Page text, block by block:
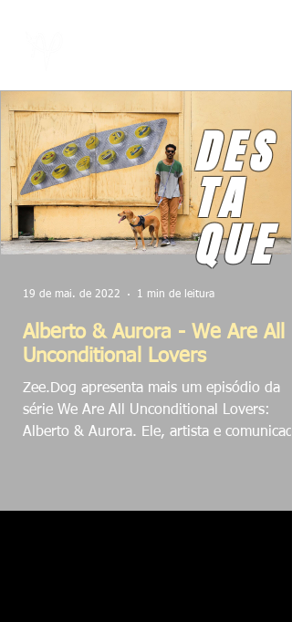
Alberto & Aurora - We Are All
Unconditional Lovers
Zee.Dog apresenta mais um episódio da
série We Are All Unconditional Lovers:
Alberto & Aurora. Ele, artista e comunicador,
19 de mai. de 2022 1 min de leitura
DES
TA
QUE